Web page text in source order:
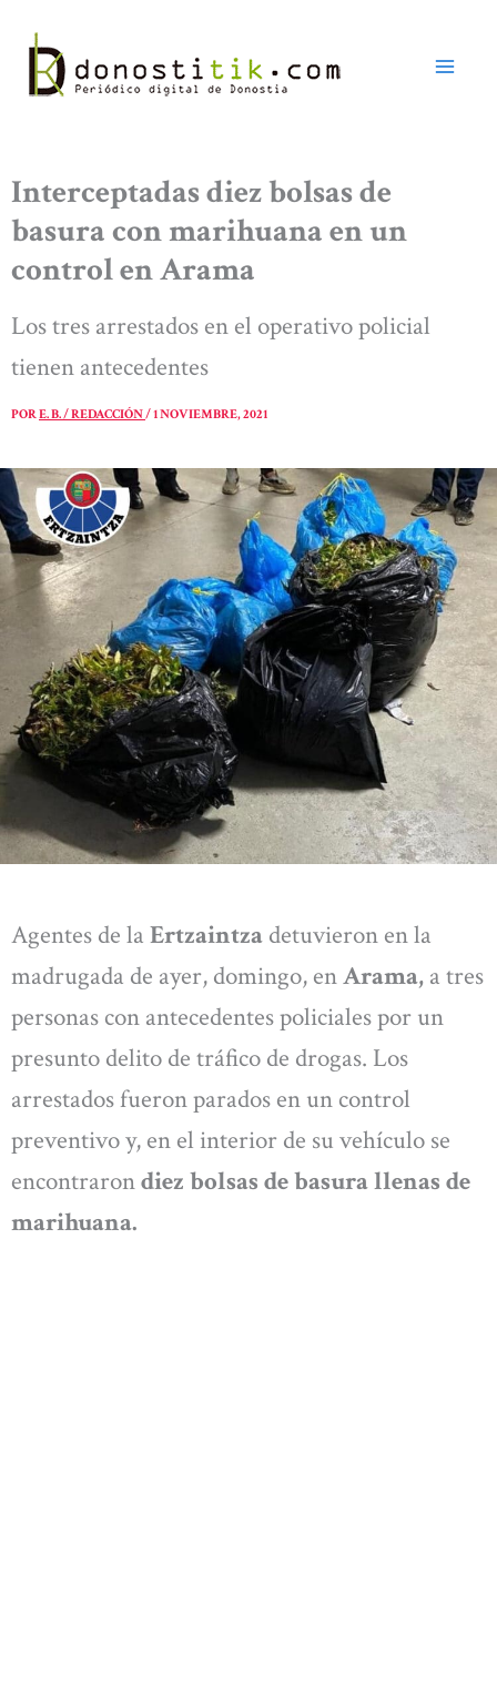
contenido
Interceptadas diez bolsas de
basura con marihuana en un
control en Arama
Los tres arrestados en el operativo policial
tienen antecedentes
PORE. B. / REDACCIÓN/1 NOVIEMBRE, 2021
Agentes de la Ertzaintza detuvieron en la
madrugada de ayer, domingo, enArama, a tres
personas con antecedentes policiales por un
presunto delito de tráfico de drogas. Los
arrestados fueron parados en un control
preventivo y, en el interior de su vehículo se
encontrarondiez bolsas de basura llenas de
marihuana.